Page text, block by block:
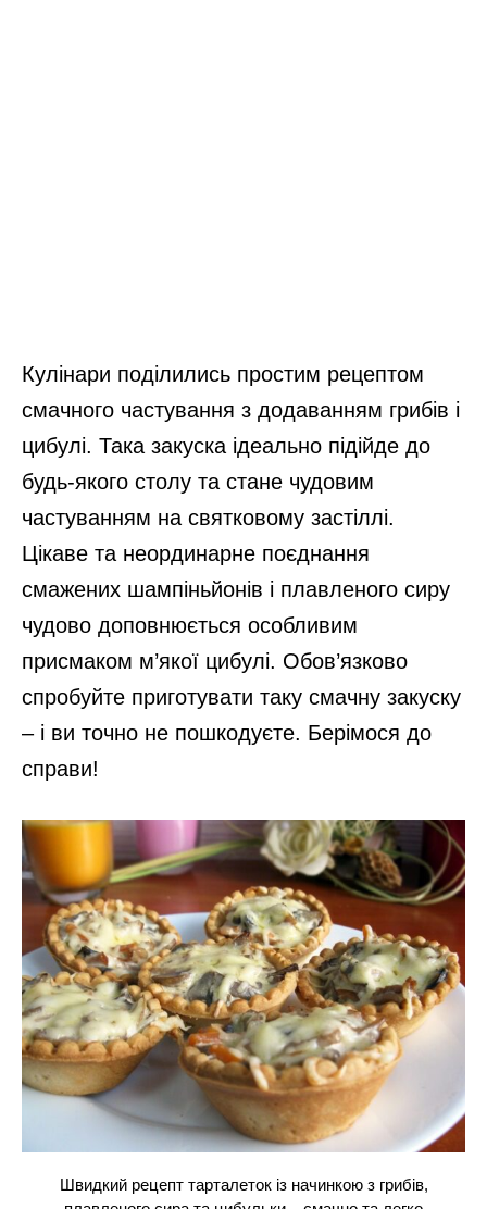
Кулінари поділились простим рецептом
смачного частування з додаванням грибів і
цибулі. Така закуска ідеально підійде до
будь-якого столу та стане чудовим
частуванням на святковому застіллі.
Цікаве та неординарне поєднання
смажених шампіньйонів і плавленого сиру
чудово доповнюється особливим
присмаком м’якої цибулі. Обов’язково
спробуйте приготувати таку смачну закуску
– і ви точно не пошкодуєте. Берімося до
справи!
Швидкий рецепт тарталеток із начинкою з грибів,